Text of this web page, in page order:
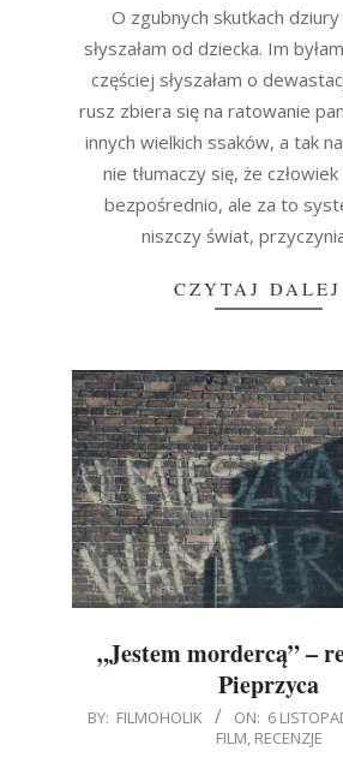
O zgubnych skutkach
słyszałam od dziecka. Im
częściej słyszałam o
rusz zbiera się na ratowanie
innych wielkich ssaków, a tak
nie tłumaczy się, że
bezpośrednio, ale za to
niszczy świat,
CZYTAJ
„Jestem mordercą” –
Pieprzyca
2016-
BY: FILMOHOLIK ON: 6
FILM, RECENZJE